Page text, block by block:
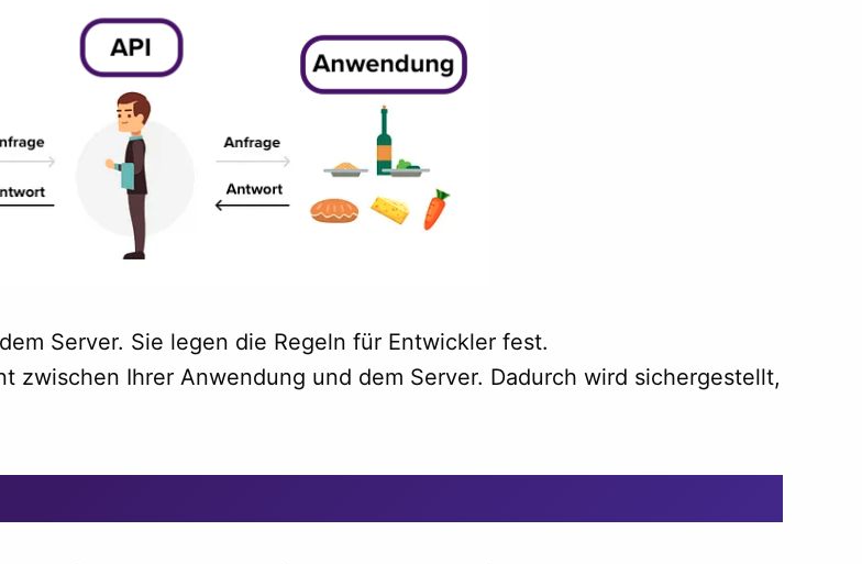
Server. Sie legen die Regeln für Entwickler fest.
zwischen Ihrer Anwendung und dem Server. Dadurch wird sichergestellt,